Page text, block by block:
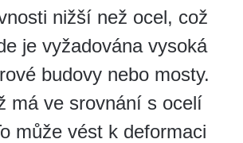
nižší než ocel, což
je vyžadována vysoká
budovy nebo mosty.
má ve srovnání s ocelí
může vést k deformaci